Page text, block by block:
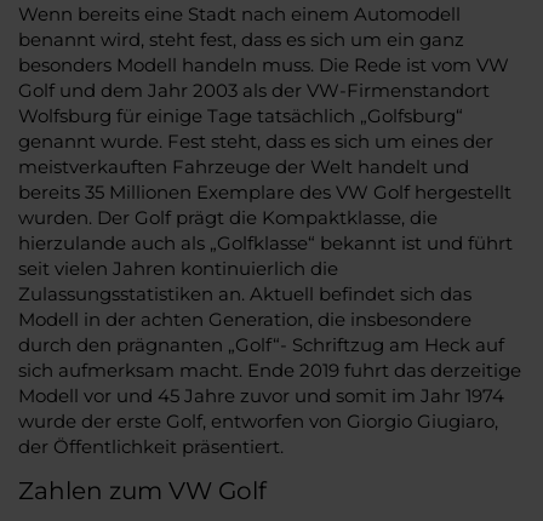
Wenn bereits eine Stadt nach einem Automodell
benannt wird, steht fest, dass es sich um ein ganz
besonders Modell handeln muss. Die Rede ist vom VW
Golf und dem Jahr 2003 als der VW-Firmenstandort
Wolfsburg für einige Tage tatsächlich „Golfsburg“
genannt wurde. Fest steht, dass es sich um eines der
meistverkauften Fahrzeuge der Welt handelt und
bereits 35 Millionen Exemplare des VW Golf hergestellt
wurden. Der Golf prägt die Kompaktklasse, die
hierzulande auch als „Golfklasse“ bekannt ist und führt
seit vielen Jahren kontinuierlich die
Zulassungsstatistiken an. Aktuell befindet sich das
Modell in der achten Generation, die insbesondere
durch den prägnanten „Golf“- Schriftzug am Heck auf
sich aufmerksam macht. Ende 2019 fuhrt das derzeitige
Modell vor und 45 Jahre zuvor und somit im Jahr 1974
wurde der erste Golf, entworfen von Giorgio Giugiaro,
der Öffentlichkeit präsentiert.
Zahlen zum VW Golf